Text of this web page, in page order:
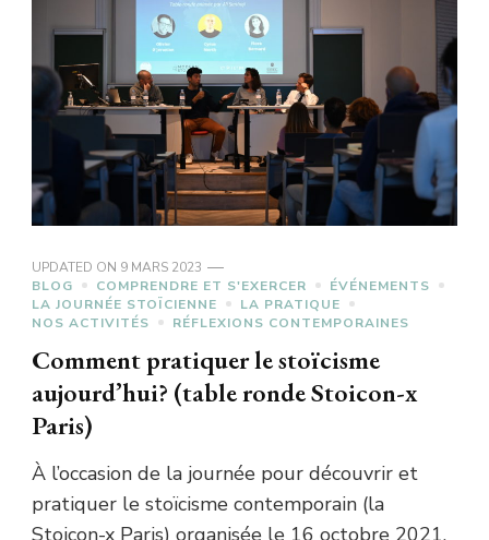
UPDATED ON 9 MARS 2023
BLOG
COMPRENDRE ET S'EXERCER
ÉVÉNEMENTS
LA JOURNÉE STOÏCIENNE
LA PRATIQUE
NOS ACTIVITÉS
RÉFLEXIONS CONTEMPORAINES
Comment pratiquer le stoïcisme
aujourd’hui? (table ronde Stoicon-x
Paris)
À l’occasion de la journée pour découvrir et
pratiquer le stoïcisme contemporain (la
Stoicon-x Paris) organisée le 16 octobre 2021,